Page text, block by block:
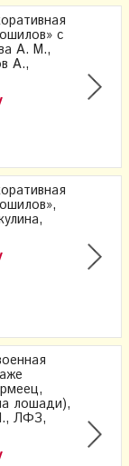
с
А. М.,
А.,
лошади),
ЛФЗ,